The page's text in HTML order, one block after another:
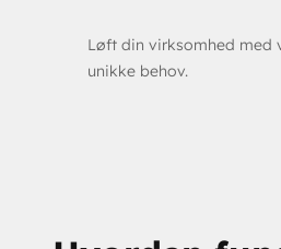
Løft din virksomhed med
unikke behov.